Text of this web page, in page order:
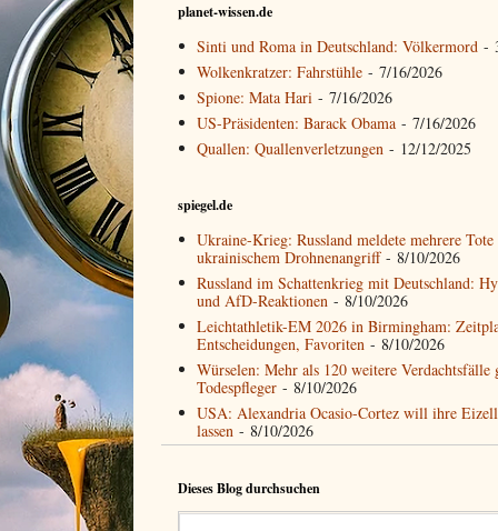
planet-wissen.de
Sinti und Roma in Deutschland: Völkermord -
Wolkenkratzer: Fahrstühle - 7/16/2026
Spione: Mata Hari - 7/16/2026
US-Präsidenten: Barack Obama - 7/16/2026
Quallen: Quallenverletzungen - 12/12/2025
spiegel.de
Ukraine-Krieg: Russland meldete mehrere
ukrainischem Drohnenangriff- 8/10/2026
Russland im Schattenkrieg mit Deutschland:
und AfD-Reaktionen - 8/10/2026
Leichtathletik-EM 2026 in Birmingham:
Entscheidungen, Favoriten - 8/10/2026
Würselen: Mehr als 120 weitere Verdachtsfälle
Todespfleger - 8/10/2026
USA: Alexandria Ocasio-Cortez will ihre
lassen - 8/10/2026
Dieses Blog durchsuchen